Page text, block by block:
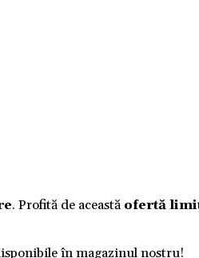
. Profită de această ofertă
în magazinul nostru!